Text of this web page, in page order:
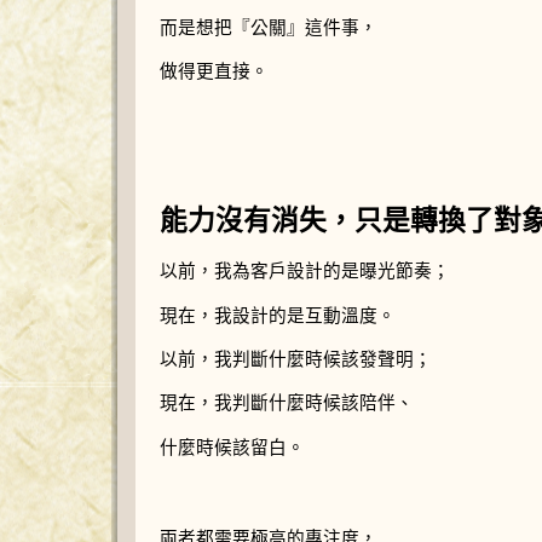
而是想把『公關』這件事，
做得更直接。
能力沒有消失，只是轉換了對
以前，我為客戶設計的是曝光節奏；
現在，我設計的是互動溫度。
以前，我判斷什麼時候該發聲明；
現在，我判斷什麼時候該陪伴、
什麼時候該留白。